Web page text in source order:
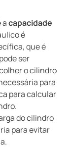
acapacidade
é
que é
ser
o cilindro
para
para calcular
do cilindro
para evitar